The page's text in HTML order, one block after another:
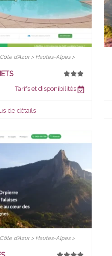
d'Azur > Hautes-Alpes >
Tarifs et disponibilités
de détails
d'Azur > Hautes-Alpes >